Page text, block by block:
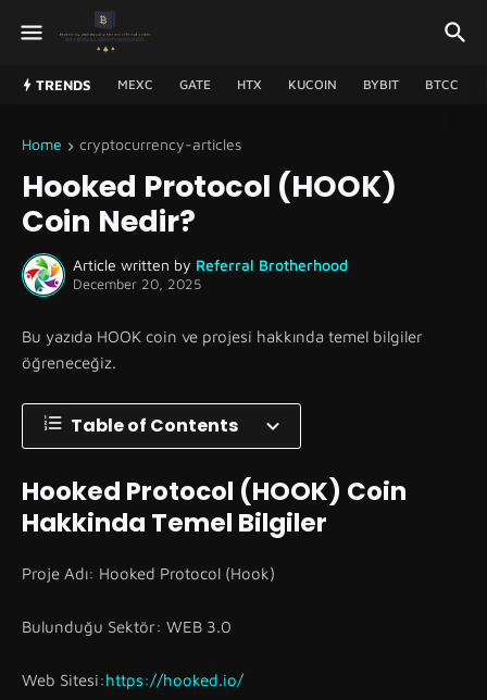
TRENDS MEXC GATE HTX KUCOIN BYBIT BTCC
Home cryptocurrency-articles
Hooked Protocol (HOOK)
Coin Nedir?
Article written by Referral Brotherhood
December 20, 2025
Bu yazıda HOOK coin ve projesi hakkında temel bilgiler
öğreneceğiz.
Table of Contents
Hooked Protocol (HOOK) Coin
Hakkinda Temel Bilgiler
Proje Adı: Hooked Protocol (Hook)
Bulunduğu Sektör: WEB 3.0
Web Sitesi:https://hooked.io/